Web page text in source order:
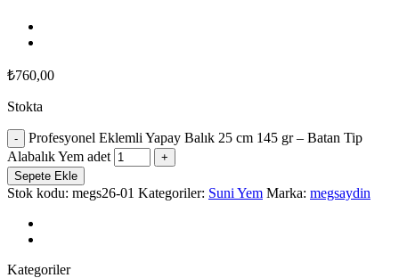
₺760,00
Stokta
Profesyonel Eklemli Yapay Balık 25 cm 145 gr – Batan Tip
Alabalık Yem adet
Sepete Ekle
Stok kodu: megs26-01 Kategoriler: Suni Yem Marka: megsaydin
Kategoriler